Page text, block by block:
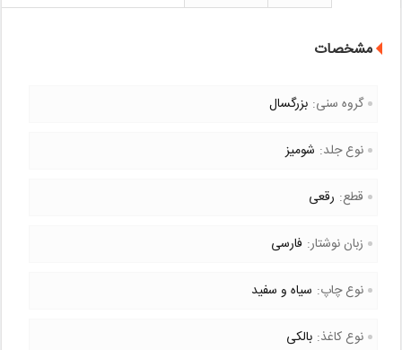
مشخصات
گروه سنی: بزرگسال
نوع جلد: شومیز
قطع: رقعی
زبان نوشتار: فارسی
نوع چاپ: سیاه و سفید
نوع کاغذ: بالکی